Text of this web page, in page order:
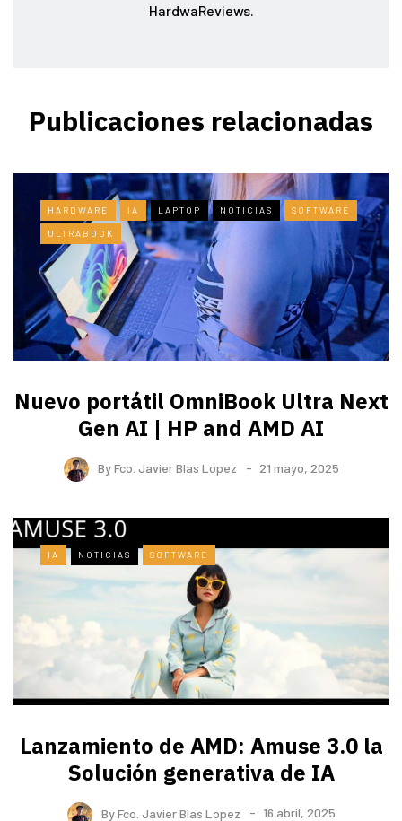
HardwaReviews.
Publicaciones relacionadas
HARDWARE IA LAPTOP NOTICIAS SOFTWARE
ULTRABOOK
Nuevo portátil OmniBook Ultra ​Next
Gen AI | HP and AMD AI
ByFco. Javier Blas Lopez 21 mayo, 2025
IA NOTICIAS SOFTWARE
Lanzamiento de AMD: Amuse 3.0 la
Solución generativa de IA
ByFco. Javier Blas Lopez 16 abril, 2025